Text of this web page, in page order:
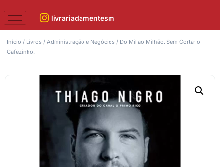
livrariadamentesm
Início / Livros / Administração e Negócios / Do Mil ao Milhão. Sem Cortar o
Cafezinho.